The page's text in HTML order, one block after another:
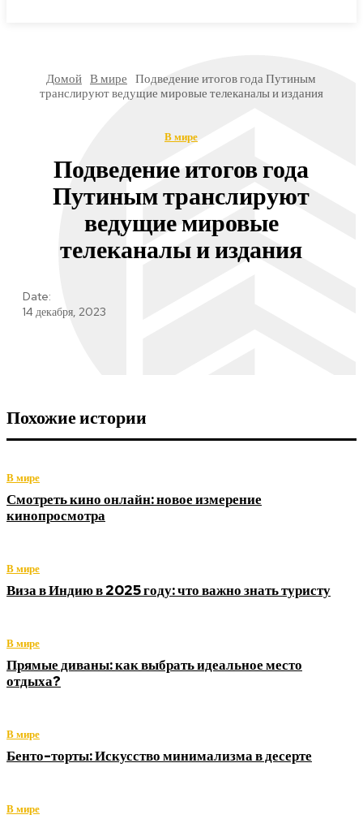
Домой В мире
Подведение итогов года Путиным
транслируют ведущие мировые телеканалы и издания
В мире
Подведение итогов года
Путиным транслируют
ведущие мировые
телеканалы и издания
Date:
14 декабря, 2023
Похожие истории
В мире
Смотреть кино онлайн: новое измерение
кинопросмотра
В мире
Виза в Индию в 2025 году: что важно знать туристу
В мире
Прямые диваны: как выбрать идеальное место
отдыха?
В мире
Бенто-торты: Искусство минимализма в десерте
В мире